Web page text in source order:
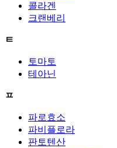
콜라겐
크랜베리
ㅌ
토마토
테아닌
ㅍ
파로효소
파비플로라
판토텐산